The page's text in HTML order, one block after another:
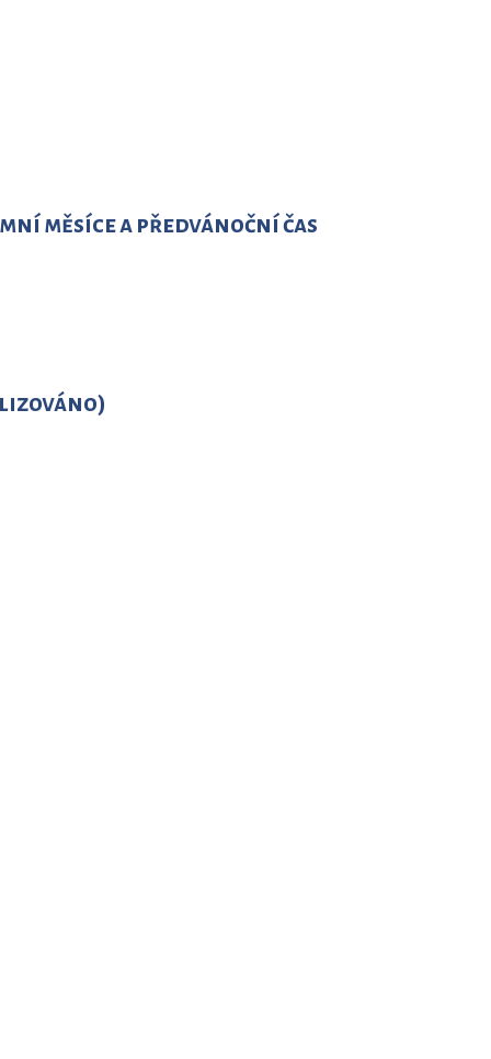
měsíce a předvánoční čas